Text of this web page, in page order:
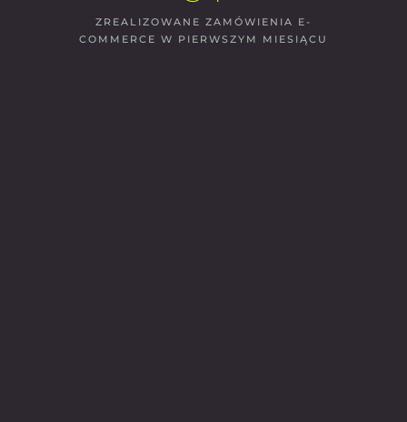
ZREALIZOWANE ZAMÓWIENIA E-
COMMERCE W PIERWSZYM MIESIĄCU